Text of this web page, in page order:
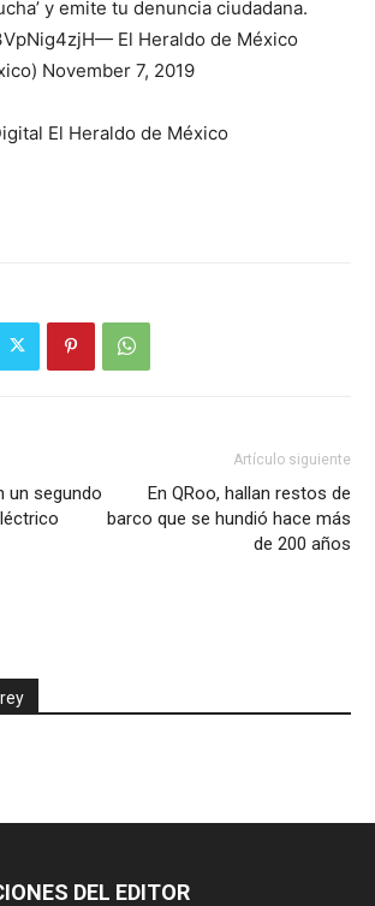
y emite tu denuncia ciudadana.
El Heraldo de México
November 7, 2019
El Heraldo de México
un segundo
Artículo siguiente
En QRoo, hallan restos de
barco que se hundió hace más
de 200 años
DEL EDITOR